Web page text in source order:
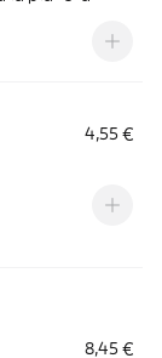
4,55 €
8,45 €